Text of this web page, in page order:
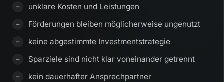
unklare Kosten und Leistungen
Förderungen bleiben möglicherweise ungenutzt
keine abgestimmte Investmentstrategie
Sparziele sind nicht klar voneinander getrennt
kein dauerhafter Ansprechpartner